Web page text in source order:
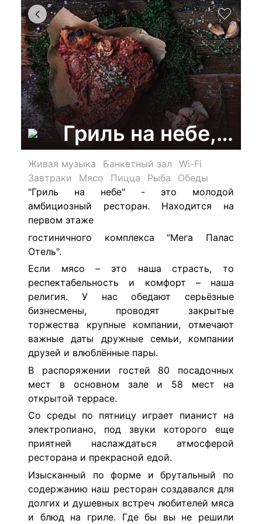
Гриль на небе,
Живая музыка Банкетный зал
Wi-Fi
Завтраки
Мясо Пицца Рыба
Обеды
"Гриль на небе" - это молодой
амбициозный ресторан. Находится на
первом этаже
гостиничного комплекса "Мега Палас
Отель".
Если мясо – это наша страсть, то
респектабельность и комфорт – наша
религия. У нас обедают серьёзные
бизнесмены, проводят закрытые
торжества крупные компании, отмечают
важные даты дружные семьи, компании
друзей и влюблённые пары.
В распоряжении гостей 80 посадочных
мест в основном зале и 58 мест на
открытой террасе.
Со среды по пятницу играет пианист на
электропиано, под звуки которого еще
приятней наслаждаться атмосферой
ресторана и прекрасной едой.
Изысканный по форме и брутальный по
содержанию наш ресторан создавался для
долгих и душевных встреч любителей мяса
и блюд на гриле. Где бы вы не решили